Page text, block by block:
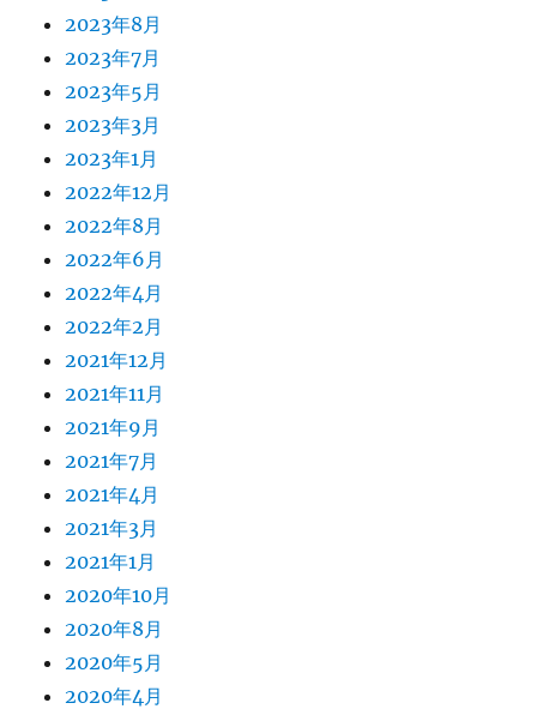
2023年8月
2023年7月
2023年5月
2023年3月
2023年1月
2022年12月
2022年8月
2022年6月
2022年4月
2022年2月
2021年12月
2021年11月
2021年9月
2021年7月
2021年4月
2021年3月
2021年1月
2020年10月
2020年8月
2020年5月
2020年4月